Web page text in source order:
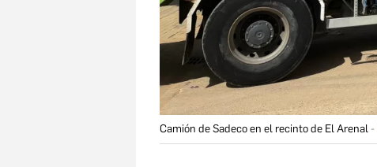
Camión de Sadeco en el recinto de El Arenal